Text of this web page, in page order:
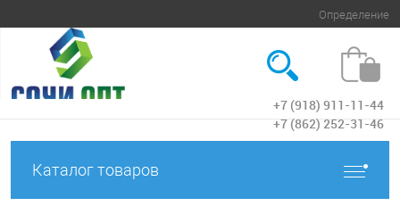
Определение
+7 (918) 911-11-44
+7 (862) 252-31-46
Каталог товаров